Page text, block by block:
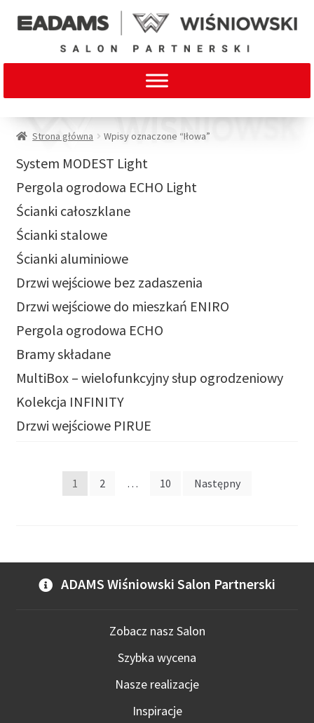
Strona główna Wpisy oznaczone “Iłowa”
System MODEST Light
Pergola ogrodowa ECHO Light
Ścianki całoszklane
Ścianki stalowe
Ścianki aluminiowe
Drzwi wejściowe bez zadaszenia
Drzwi wejściowe do mieszkań ENIRO
Pergola ogrodowa ECHO
Bramy składane
MultiBox – wielofunkcyjny słup ogrodzeniowy
Kolekcja INFINITY
Drzwi wejściowe PIRUE
Stronicowanie
1 2 … 10 Następny
ADAMS Wiśniowski Salon Partnerski
Zobacz nasz Salon
Szybka wycena
Nasze realizacje
Inspiracje